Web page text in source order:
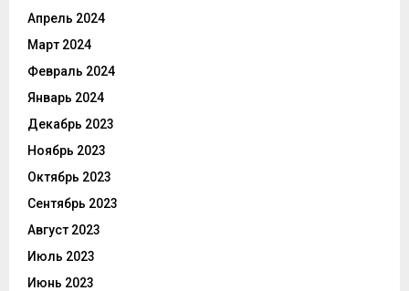
Апрель 2024
Март 2024
Февраль 2024
Январь 2024
Декабрь 2023
Ноябрь 2023
Октябрь 2023
Сентябрь 2023
Август 2023
Июль 2023
Июнь 2023